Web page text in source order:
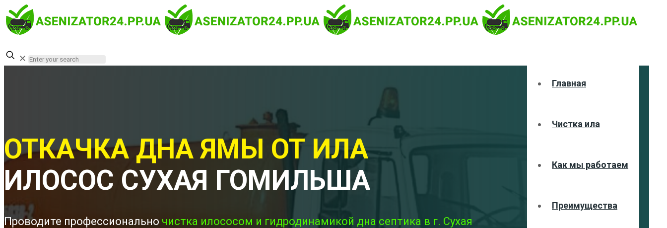
Главная
Чистка ила
Как мы работаем
Преимущества
✕
ОТКАЧКА ДНА ЯМЫ ОТ ИЛА
ИЛОСОС СУХАЯ ГОМИЛЬША
Проводите профессионально чистка илососом и гидродинамикой дна септика в г. Сухая